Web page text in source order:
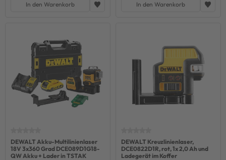
In den Warenkorb In den Warenkorb
DEWALT Akku-Multilinienlaser
18V 3x360 Grad DCE089D1G18-
QW Akku + Lader in TSTAK
DEWALT Kreuzlinienlaser,
DCE0822D1R, rot, 1x 2,0 Ah und
Ladegerät im Koffer